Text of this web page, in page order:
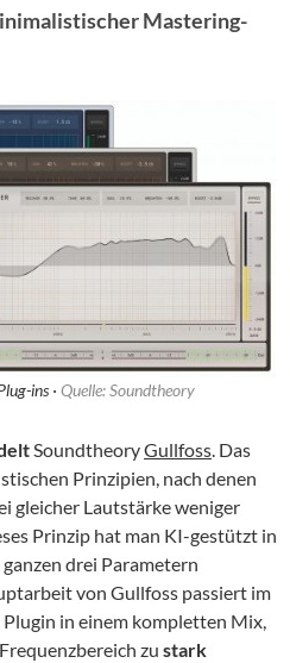
Mastering-
ins · Quelle: Soundtheory
SoundtheoryGullfoss. Das
Prinzipien, nach denen
gleicher Lautstärke weniger
Prinzip hat man KI-gestützt in
drei Parametern
von Gullfoss passiert im
Plugin in einem kompletten Mix,
zu stark